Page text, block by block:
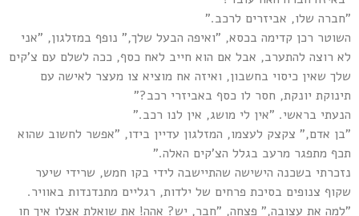
"חברה שלו, אביזרים לרכב."
השוטר רכן קדימה בכסא, "ואיפה הבעל שלך," נופף במזלגון, "אני
לא רוצה להתערב, אבל אם הוא חייב לאח כסף, ככה לשלם עם צ'קים
שלך שאין כיסוי בחשבון, ואיזה אח מוציא צו מעצר לאישה עם
תינוקת יונקת, חסר לו כסף באביזרי רכב?"
הנעתי בראשי. "אין לי מושג, אין לנו רכב."
"בן אדם," צקצק לעצמו, המזלגון עדיין בידו, "אפשר לחשוב שהוא
תכף מתפגר מרעב בגלל הצ'קים האלה."
נזכרתי בשכנה הישישה שהתיישבה לידי בקו חמש, שרידי שיער
שקוף צנופים בסיכת פרחים של ילדות, רגליים מתנדנדות באוויר.
"למה את עצובה," פצחה, "חבר, יש? אהה! את שואלת אצלו איך חו